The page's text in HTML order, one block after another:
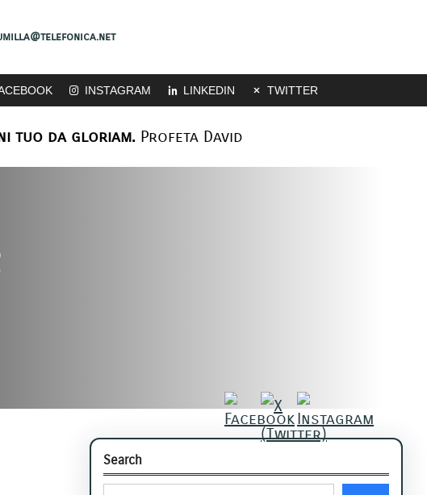
INSTAGRAM LINKEDIN TWITTER
tuo da gloriam.Profeta David
Search